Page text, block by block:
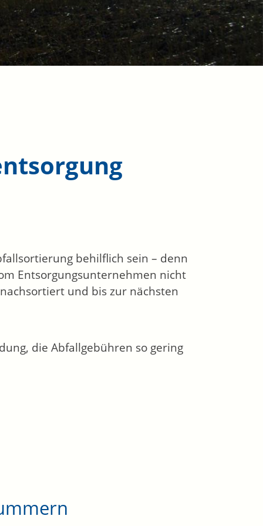
behilflich sein – denn
Entsorgungsunternehmen nicht
und bis zur nächsten
die Abfallgebühren so gering